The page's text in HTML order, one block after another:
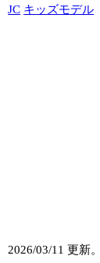
JC キッズモデル
2026/03/11 更新。